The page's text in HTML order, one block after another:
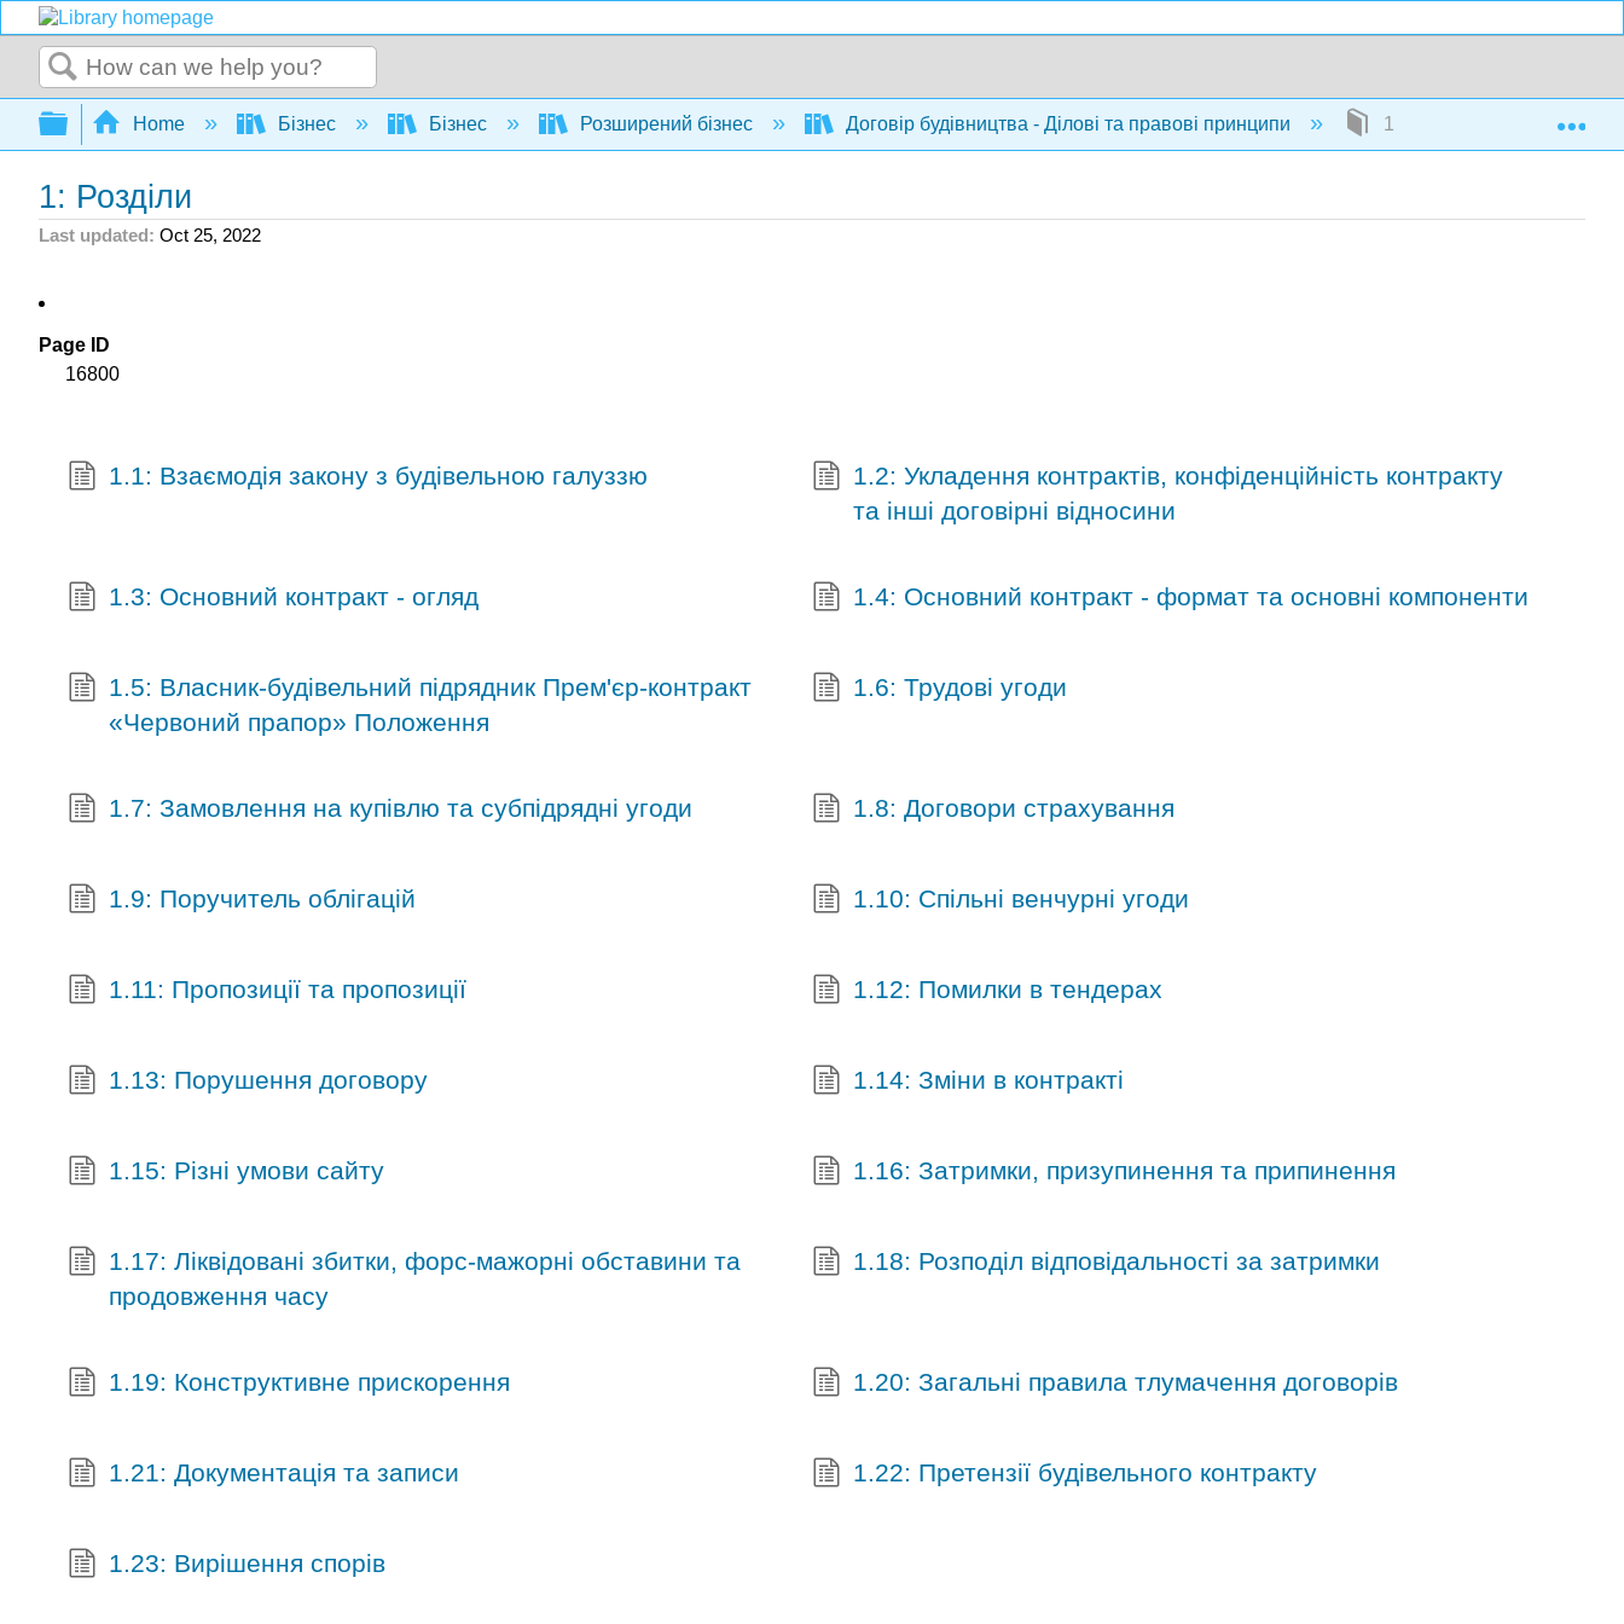
Search
Expand/collapse global hierarchy
Home Бізнес Бізнес Розширений бізнес Договір будівництва - Ділові та правові принципи 1: Розділи
1: Розділи
Last updated Oct 25, 2022
Page ID
16800
1.1: Взаємодія закону з будівельною галуззю
1.2: Укладення контрактів, конфіденційність контракту
та інші договірні відносини
1.3: Основний контракт - огляд 1.4: Основний контракт - формат та основні компоненти
1.5: Власник-будівельний підрядник Прем'єр-контракт
«Червоний прапор» Положення
1.6: Трудові угоди
1.7: Замовлення на купівлю та субпідрядні угоди 1.8: Договори страхування
1.9: Поручитель облігацій 1.10: Спільні венчурні угоди
1.11: Пропозиції та пропозиції 1.12: Помилки в тендерах
1.13: Порушення договору 1.14: Зміни в контракті
1.15: Різні умови сайту 1.16: Затримки, призупинення та припинення
1.17: Ліквідовані збитки, форс-мажорні обставини та
продовження часу
1.18: Розподіл відповідальності за затримки
1.19: Конструктивне прискорення 1.20: Загальні правила тлумачення договорів
1.21: Документація та записи 1.22: Претензії будівельного контракту
1.23: Вирішення спорів